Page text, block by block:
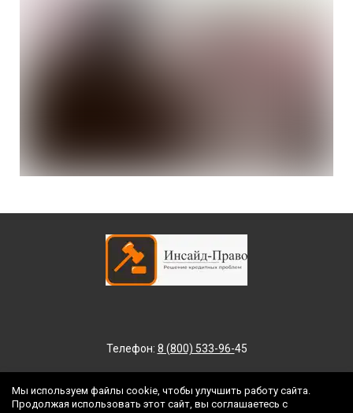
Телефон: 8 (800) 533-96-45
Мы используем файлы cookie, чтобы улучшить работу сайта.
Продолжая использовать этот сайт, вы соглашаетесь с